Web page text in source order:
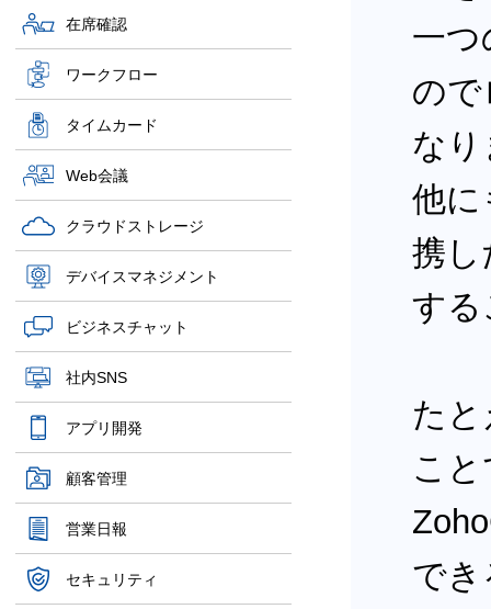
在席確認
ワークフロー
タイムカード
Web会議
クラウドストレージ
デバイスマネジメント
ビジネスチャット
社内SNS
アプリ開発
顧客管理
営業日報
セキュリティ
一つ
ので
なり
他に
携し
する
た
こ
でき